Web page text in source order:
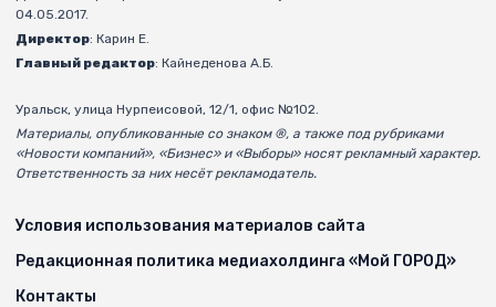
04.05.2017.
Директор: Карин Е.
Главный редактор: Кайнеденова А.Б.
Уральск, улица Нурпеисовой, 12/1, офис №102.
Материалы, опубликованные со знаком ®, а также под рубриками
«Новости компаний», «Бизнес» и «Выборы» носят рекламный характер.
Ответственность за них несёт рекламодатель.
Условия использования материалов сайта
Редакционная политика медиахолдинга «Мой ГОРОД»
Контакты